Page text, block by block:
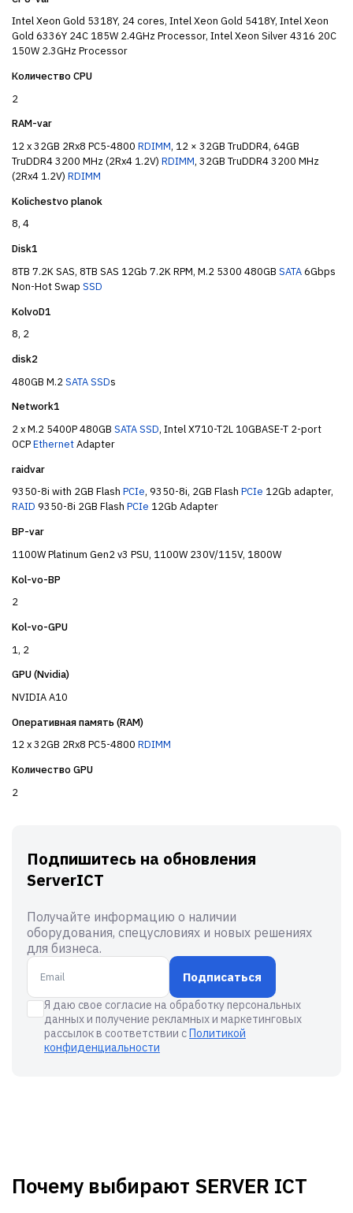
Intel Xeon Gold 5318Y, 24 cores, Intel Xeon Gold 5418Y, Intel Xeon
Gold 6336Y 24C 185W 2.4GHz Processor, Intel Xeon Silver 4316 20C
150W 2.3GHz Processor
Количество CPU
2
RAM-var
12 x 32GB 2Rx8 PC5-4800 RDIMM, 12 × 32GB TruDDR4, 64GB
TruDDR4 3200 MHz (2Rx4 1.2V) RDIMM, 32GB TruDDR4 3200 MHz
(2Rx4 1.2V) RDIMM
Kolichestvo planok
8, 4
Disk1
8TB 7.2K SAS, 8TB SAS 12Gb 7.2K RPM, M.2 5300 480GB SATA6Gbps
Non-Hot Swap SSD
KolvoD1
8, 2
disk2
480GB M.2SATASSDs
Network1
2 x M.2 5400P 480GB SATASSD, Intel X710-T2L 10GBASE-T 2-port
OCPEthernetAdapter
raidvar
9350-8i with 2GB Flash PCIe, 9350-8i, 2GB Flash PCIe 12Gb adapter,
RAID 9350-8i 2GB Flash PCIe 12Gb Adapter
BP-var
1100W Platinum Gen2 v3 PSU, 1100W 230V/115V, 1800W
Kol-vo-BP
2
Kol-vo-GPU
1, 2
GPU (Nvidia)
NVIDIA A10
Оперативная память (RAM)
12 x 32GB 2Rx8 PC5-4800 RDIMM
Количество GPU
2
Подпишитесь на обновления
ServerICT
Получайте информацию о наличии
оборудования, спецусловиях и новых решениях
для бизнеса.
Подписаться
Я даю свое согласие на обработку персональных
данных и получение рекламных и маркетинговых
рассылок в соответствии сПолитикой
конфиденциальности
Почему выбирают SERVER ICT